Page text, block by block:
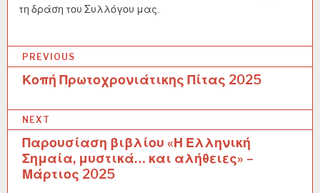
τη δράση του Συλλόγου μας.
Π
λ
ο
PREVIOUS
Κοπή Πρωτοχρονιάτικης Πίτας 2025
NEXT
Παρουσίαση βιβλίου «Η Ελληνική
Σημαία, μυστικά… και αλήθειες» –
Μάρτιος 2025